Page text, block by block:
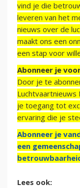
vind je die
leveren van het
nieuws over de
maakt ons een
een stap voor
Abonneer je
Door je te
Luchtvaartnieuws
je toegang tot
ervaring die je
Abonneer je
een
Lees ook: